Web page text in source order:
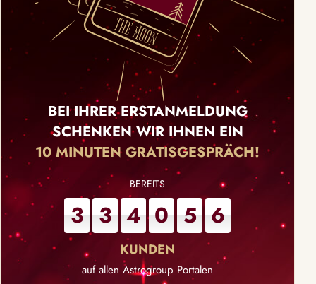
BEI IHRER ERSTANMELDUNG
SCHENKEN WIR IHNEN EIN
10 MINUTEN GRATISGESPRÄCH!
3 3 4 0 5 6
auf allen Astrogroup Portalen